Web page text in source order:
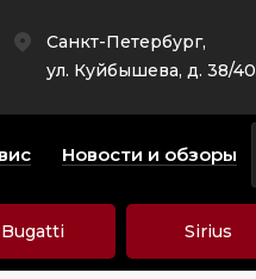
Санкт-Петербург,
ул. Куйбышева, д. 38/40
Новости и обзоры
Bugatti Sirius